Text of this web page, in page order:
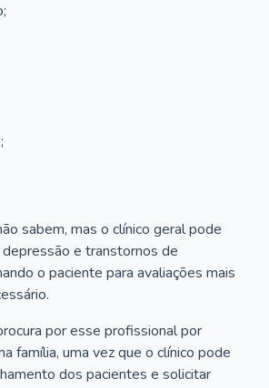
sabem, mas o clínico geral pode
e transtornos de
o paciente para avaliações mais
por esse profissional por
família, uma vez que o clínico pode
dos pacientes e solicitar